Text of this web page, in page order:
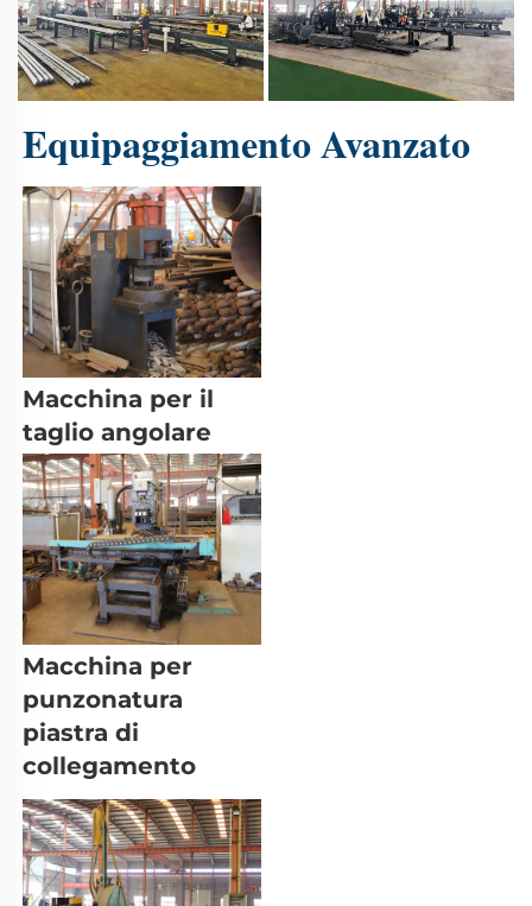
Equipaggiamento Avanzato
Macchina per il
taglio angolare
Macchina per
punzonatura
piastra di
collegamento